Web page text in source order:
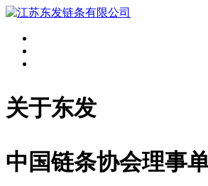
关于东发
中国链条协会理事